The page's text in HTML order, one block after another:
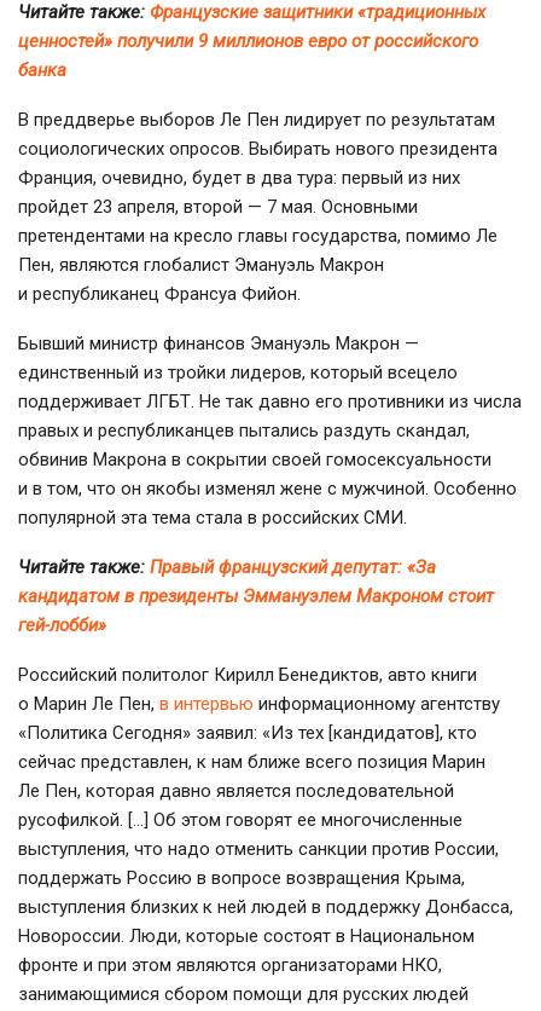
Читайте также: Французские защитники «традиционных
ценностей» получили 9 миллионов евро от российского
банка
В преддверье выборов Ле Пен лидирует по результатам
социологических опросов. Выбирать нового президента
Франция, очевидно, будет в два тура: первый из них
пройдет 23 апреля, второй — 7 мая. Основными
претендентами на кресло главы государства, помимо Ле
Пен, являются глобалист Эмануэль Макрон
и республиканец Франсуа Фийон.
Бывший министр финансов Эмануэль Макрон —
единственный из тройки лидеров, который всецело
поддерживает ЛГБТ. Не так давно его противники из числа
правых и республиканцев пытались раздуть скандал,
обвинив Макрона в сокрытии своей гомосексуальности
и в том, что он якобы изменял жене с мужчиной. Особенно
популярной эта тема стала в российских СМИ.
Читайте также: Правый французский депутат: «За
кандидатом в президенты Эммануэлем Макроном стоит
гей-лобби»
Российский политолог Кирилл Бенедиктов, авто книги
о Марин Ле Пен, в интервью информационному агентству
«Политика Сегодня» заявил: «Из тех [кандидатов], кто
сейчас представлен, к нам ближе всего позиция Марин
Ле Пен, которая давно является последовательной
русофилкой. […] Об этом говорят ее многочисленные
выступления, что надо отменить санкции против России,
поддержать Россию в вопросе возвращения Крыма,
выступления близких к ней людей в поддержку Донбасса,
Новороссии. Люди, которые состоят в Национальном
фронте и при этом являются организаторами НКО,
занимающимися сбором помощи для русских людей